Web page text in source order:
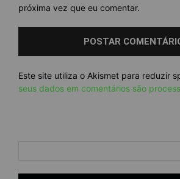
próxima vez que eu comentar.
Este site utiliza o Akismet para reduzir
seus dados em comentários são